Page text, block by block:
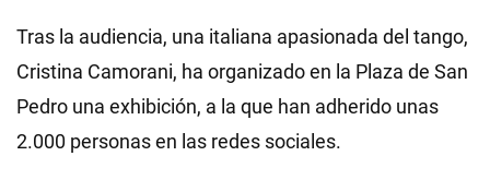
Tras la audiencia, una italiana apasionada del tango,
Cristina Camorani, ha organizado en la Plaza de San
Pedro una exhibición, a la que han adherido unas
2.000 personas en las redes sociales.